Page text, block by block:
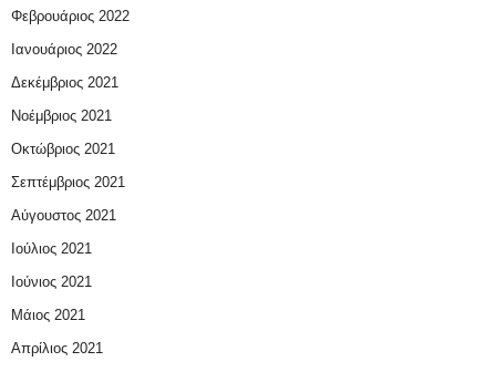
Φεβρουάριος 2022
Ιανουάριος 2022
Δεκέμβριος 2021
Νοέμβριος 2021
Οκτώβριος 2021
Σεπτέμβριος 2021
Αύγουστος 2021
Ιούλιος 2021
Ιούνιος 2021
Μάιος 2021
Απρίλιος 2021